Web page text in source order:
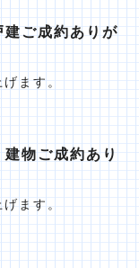
ご成約ありが
ます。
物ご成約あり
ます。